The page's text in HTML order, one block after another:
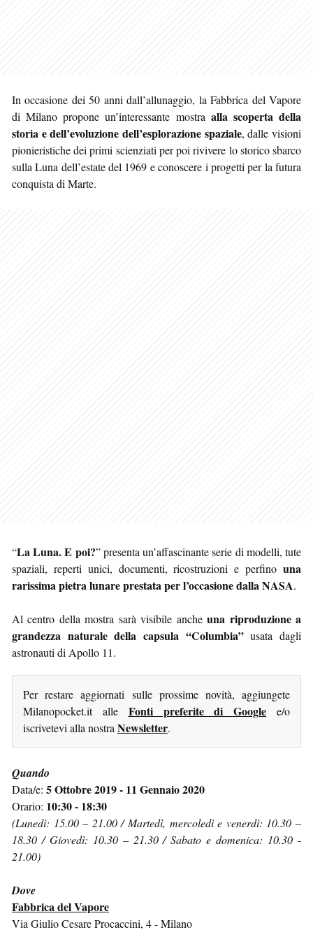
In occasione dei 50 anni dall’allunaggio, la Fabbrica del Vapore
di Milano propone un’interessante mostra alla scoperta della
storia e dell’evoluzione dell’esplorazione spaziale, dalle visioni
pionieristiche dei primi scienziati per poi rivivere lo storico sbarco
sulla Luna dell’estate del 1969 e conoscere i progetti per la futura
conquista di Marte.
“La Luna. E poi?” presenta un’affascinante serie di modelli, tute
spaziali, reperti unici, documenti, ricostruzioni e perfino una
rarissima pietra lunare prestata per l’occasione dalla NASA.
Al centro della mostra sarà visibile ancheuna riproduzione a
grandezza naturale della capsula “Columbia”usata dagli
astronauti di Apollo 11.
Per restare aggiornati sulle prossime novità, aggiungete
Milanopocket.it alle Fonti preferite di Google e/o
iscrivetevi alla nostra Newsletter.
Quando
Data/e: 5 Ottobre 2019 - 11 Gennaio 2020
Orario: 10:30 - 18:30
(Lunedì: 15.00 – 21.00 / Martedì, mercoledì e venerdì: 10.30 –
18.30 / Giovedì: 10.30 – 21.30 / Sabato e domenica: 10.30 -
21.00)
Dove
Fabbrica del Vapore
Via Giulio Cesare Procaccini, 4 - Milano